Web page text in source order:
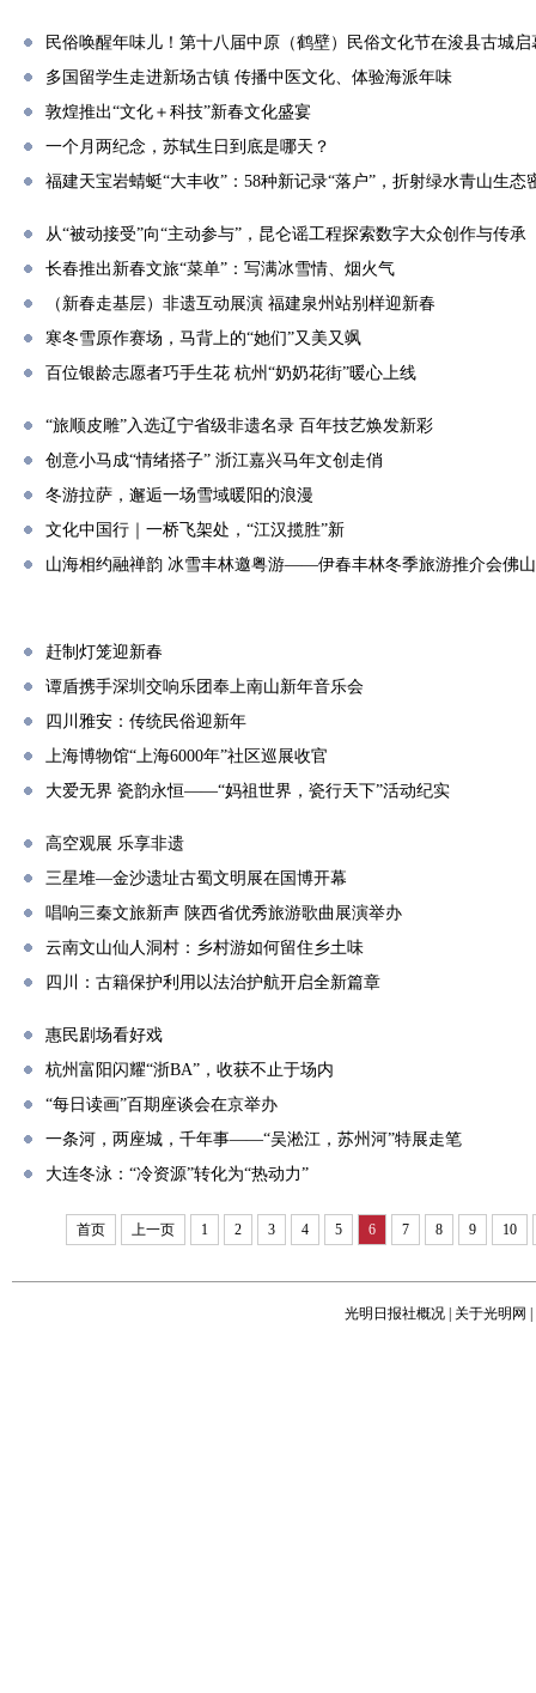
民俗唤醒年味儿！第十八届中原（鹤壁）民俗文化节在浚县古城启
多国留学生走进新场古镇 传播中医文化、体验海派年味
敦煌推出“文化＋科技”新春文化盛宴
一个月两纪念，苏轼生日到底是哪天？
福建天宝岩蜻蜓“大丰收”：58种新记录“落户”，折射绿水青山生态
从“被动接受”向“主动参与”，昆仑谣工程探索数字大众创作与传承
长春推出新春文旅“菜单”：写满冰雪情、烟火气
（新春走基层）非遗互动展演 福建泉州站别样迎新春
寒冬雪原作赛场，马背上的“她们”又美又飒
百位银龄志愿者巧手生花 杭州“奶奶花街”暖心上线
“旅顺皮雕”入选辽宁省级非遗名录 百年技艺焕发新彩
创意小马成“情绪搭子” 浙江嘉兴马年文创走俏
冬游拉萨，邂逅一场雪域暖阳的浪漫
文化中国行｜一桥飞架处，“江汉揽胜”新
山海相约融禅韵 冰雪丰林邀粤游——伊春丰林冬季旅游推介会佛
赶制灯笼迎新春
谭盾携手深圳交响乐团奉上南山新年音乐会
四川雅安：传统民俗迎新年
上海博物馆“上海6000年”社区巡展收官
大爱无界 瓷韵永恒——“妈祖世界，瓷行天下”活动纪实
高空观展 乐享非遗
三星堆—金沙遗址古蜀文明展在国博开幕
唱响三秦文旅新声 陕西省优秀旅游歌曲展演举办
云南文山仙人洞村：乡村游如何留住乡土味
四川：古籍保护利用以法治护航开启全新篇章
惠民剧场看好戏
杭州富阳闪耀“浙BA”，收获不止于场内
“每日读画”百期座谈会在京举办
一条河，两座城，千年事——“吴淞江，苏州河”特展走笔
大连冬泳：“冷资源”转化为“热动力”
首页 上一页 1 2 3 4 5 6 7 8 9 10
光明日报社概况 关于光明网